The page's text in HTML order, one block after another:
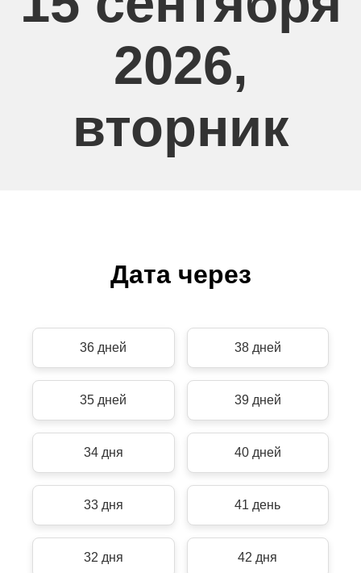
2026,
вторник
Дата через
36 дней 38 дней
35 дней 39 дней
34 дня 40 дней
33 дня 41 день
32 дня 42 дня